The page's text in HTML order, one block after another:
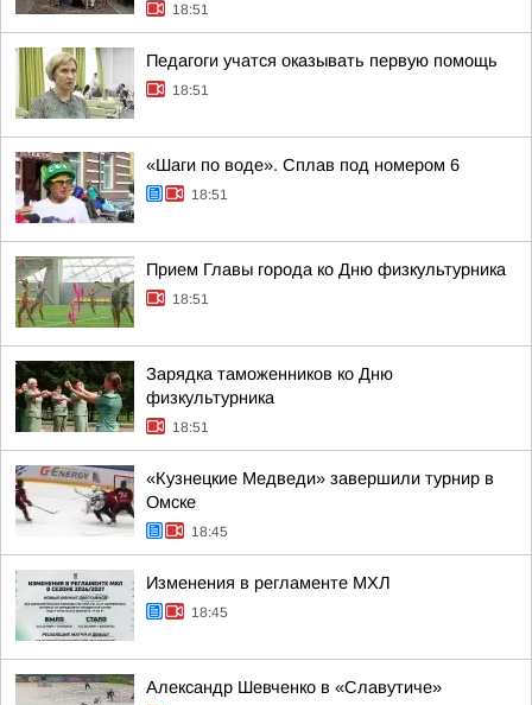
18:51
Педагоги учатся оказывать первую помощь
18:51
«Шаги по воде». Сплав под номером 6
18:51
Прием Главы города ко Дню физкультурника
18:51
Зарядка таможенников ко Дню
физкультурника
18:51
«Кузнецкие Медведи» завершили турнир в
Омске
18:45
Изменения в регламенте МХЛ
18:45
Александр Шевченко в «Славутиче»